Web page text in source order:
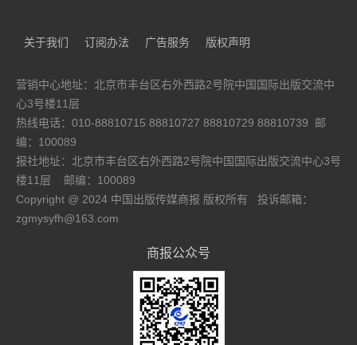
纪念“童话大师”孙幼军逝世十一周年 《小狗的
2026-08-07 13:28:15
钟书阁·北京中关村东升科技园店开业
打造复合型城市人文空间
2026-08-06 17:49:25
京东图书“书生行”再出发 莫言携《人呐》与杨
澜、项飙共探当代人的精神世界
2026-08-06 16:08:37
IBBY世界大会中国乡村阅读图片展在加拿大启
幕，蔡皋以乡土初心向世界讲述阅读与生命
第六届茅盾新人奖得主宝树新作打造国内首部
玛雅文明主题长篇科幻作品
2026-08-06 09:59:48
京东图书同步海外上线东野圭吾谢幕之作 《永
关于我们 订阅办法 广告服务 版权声明
营销中心地址：北京市丰台区右外西路2号院中国国际出版交流中
心3号楼11层
热线电话：010-88810715 88810727 88810729 88810739 邮
编：100089
报社地址：北京市丰台区右外西路2号院中国国际出版交流中心3号
楼11层
邮编：100089
Copyright @ 2024 中国出版传媒商报 版权所有 投诉邮箱：
zgmysyfh@163.com
商报公众号